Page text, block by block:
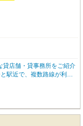
貸店舗・貸事務所をご紹介
駅近で、複数路線が利用
で、集客力も期待できま
広々としたワンフロアを
すので、お客様の理想に
バー・クラブ・スナック、
す。エアコンや個別空